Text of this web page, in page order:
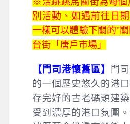
別活動、如遇前往日
一樣可以體驗下關的"
台街「唐戶市場」
【門司港懷舊區】
門
的一個歷史悠久的港
存完好的古老碼頭建
受到濃厚的港口氛圍